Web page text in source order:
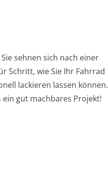
sehnen sich nach einer
Schritt, wie Sie Ihr Fahrrad
lackieren lassen können.
gut machbares Projekt!